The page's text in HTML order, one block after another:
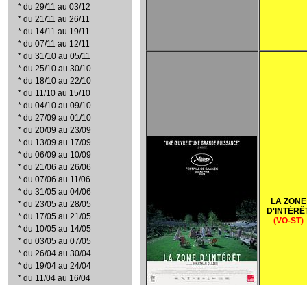
* du 29/11 au 03/12
* du 21/11 au 26/11
* du 14/11 au 19/11
* du 07/11 au 12/11
* du 31/10 au 05/11
* du 25/10 au 30/10
* du 18/10 au 22/10
* du 11/10 au 15/10
* du 04/10 au 09/10
* du 27/09 au 01/10
* du 20/09 au 23/09
* du 13/09 au 17/09
* du 06/09 au 10/09
* du 21/06 au 26/06
* du 07/06 au 11/06
* du 31/05 au 04/06
* du 23/05 au 28/05
* du 17/05 au 21/05
* du 10/05 au 14/05
* du 03/05 au 07/05
* du 26/04 au 30/04
* du 19/04 au 24/04
* du 11/04 au 16/04
LA ZONE
D'INTÉR
(VO-ST)